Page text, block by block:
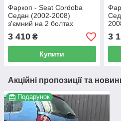
Фаркоп - Seat Cordoba
Седан (2002-2008)
з'ємний на 2 болтах
3 410 ₴
Купити
3
Акційні пропозиції та
Подарунок